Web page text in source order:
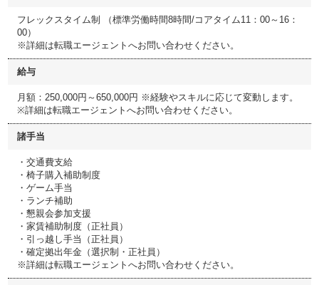
フレックスタイム制 （標準労働時間8時間/コアタイム11：00～16：
00）
※詳細は転職エージェントへお問い合わせください。
給与
月額：250,000円～650,000円 ※経験やスキルに応じて変動します。
※詳細は転職エージェントへお問い合わせください。
諸手当
・交通費支給
・椅子購入補助制度
・ゲーム手当
・ランチ補助
・懇親会参加支援
・家賃補助制度（正社員）
・引っ越し手当（正社員）
・確定拠出年金（選択制・正社員）
※詳細は転職エージェントへお問い合わせください。